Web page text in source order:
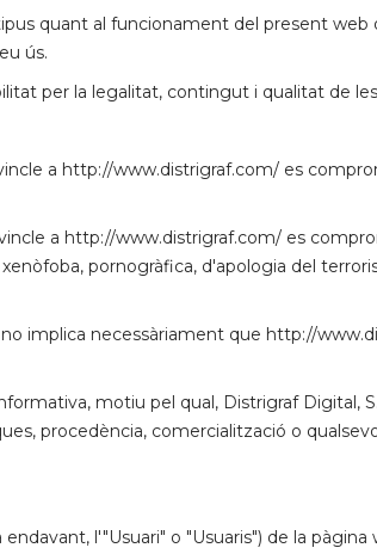
quant al funcionament del present
ús.
per la legalitat, contingut i qualitat de
a http://www.distrigraf.com/ es
a http://www.distrigraf.com/ es
pornogràfica, d'apologia del
implica necessàriament que http://
motiu pel qual, Distrigraf Digital,
procedència, comercialització o
l'"Usuari" o "Usuaris") de la